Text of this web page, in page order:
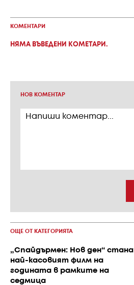
КОМЕНТАРИ
НЯМА ВЪВЕДЕНИ КОМЕТАРИ.
НОВ КОМЕНТАР
ОЩЕ ОТ КАТЕГОРИЯТА
„Спайдърмен: Нов ден“ стана
най-касовият филм на
годината в рамките на
седмица